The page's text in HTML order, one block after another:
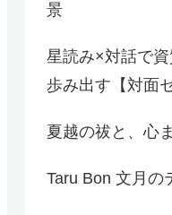
景
星読み×対話で
歩み出す【対面
夏越の祓と、心
Taru Bon 文月の